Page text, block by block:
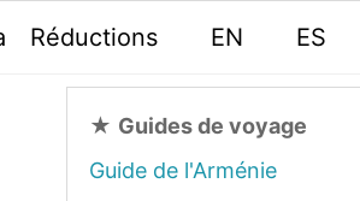
Réductions EN ES
★ Guides de voyage
Guide de l'Arménie